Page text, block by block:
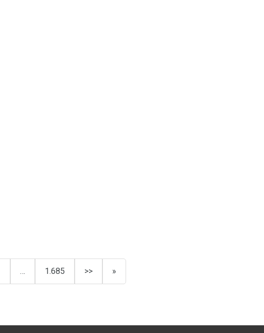
… 1.685 >> »